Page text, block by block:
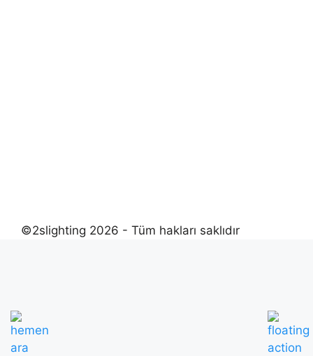
©2slighting 2026 - Tüm hakları saklıdır